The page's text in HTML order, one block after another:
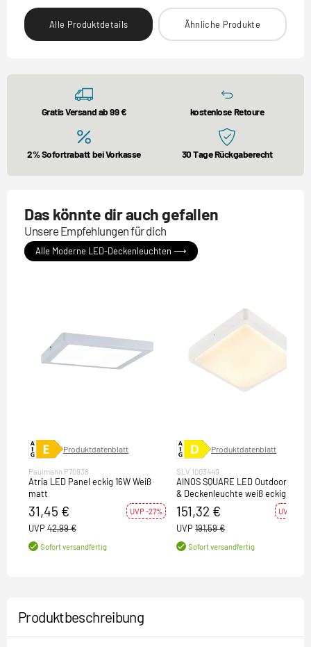
Alle Produktdetails Ähnliche Produkte
Gratis Versand ab 99 € kostenlose Retoure
2% Sofortrabatt bei Vorkasse 30 Tage Rückgaberecht
Das könnte dir auch gefallen
Unsere Empfehlungen für dich
Alle Moderne LED-Deckenleuchten ⟶
Produktdatenblatt
Paulmann P70938
Atria LED Panel eckig 16W Weiß
matt
31,45 € UVP -27%
UVP 42,99 €
Sofort versandfertig
Produktdatenblatt
SLV 1003449
AINOS SQUARE LED Outdoor
& Deckenleuchte weiß eckig CCT-
Switch IP65 1300lm 17W 230V
151,32 € UVP -21%
UVP 191,59 €
Sofort versandfertig
Produktbeschreibung